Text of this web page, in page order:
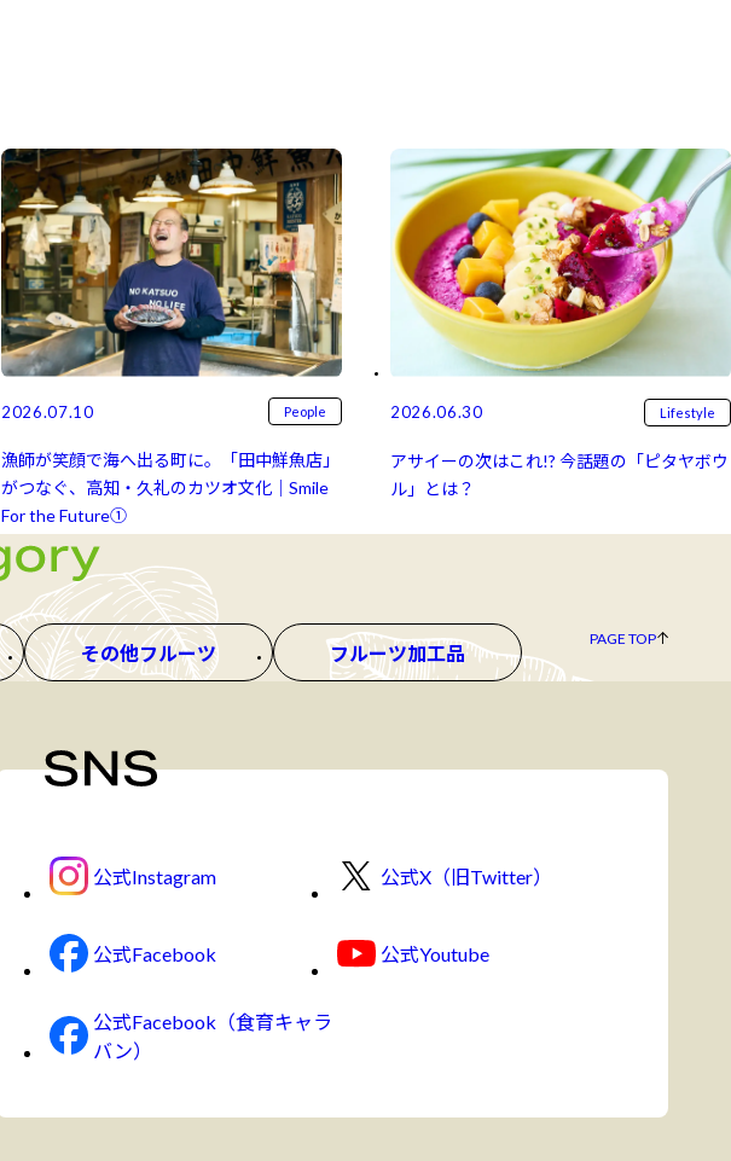
2026.07.10 People
漁師が笑顔で海へ出る町に。「田中鮮魚店」
がつなぐ、高知・久礼のカツオ文化｜Smile
For the Future①
2026.06.30 Lifestyle
アサイーの次はこれ!? 今話題の「ピタヤボウ
ル」とは？
その他フルーツ フルーツ加工品
PAGE TOP
公式Instagram
公式Facebook
公式Facebook（食育キャラ
バン）
公式X（旧Twitter）
公式Youtube